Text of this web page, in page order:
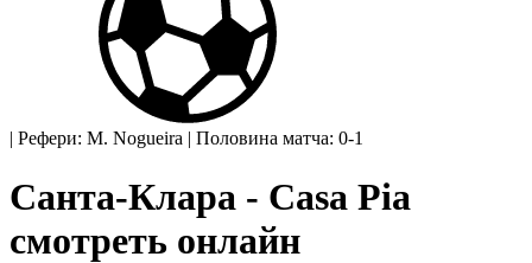
| Рефери: M. Nogueira | Половина матча: 0-1
Санта-Клара - Casa Pia
смотреть онлайн